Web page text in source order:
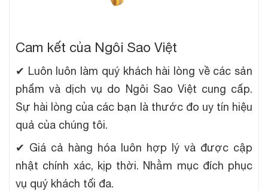
Cam kết của Ngôi Sao Việt
✔ Luôn luôn làm quý khách hài lòng về các sản
phẩm và dịch vụ do Ngôi Sao Việt cung cấp.
Sự hài lòng của các bạn là thước đo uy tín hiệu
quả của chúng tôi.
✔ Giá cả hàng hóa luôn hợp lý và được cập
nhật chính xác, kịp thời. Nhằm mục đích phục
vụ quý khách tối đa.